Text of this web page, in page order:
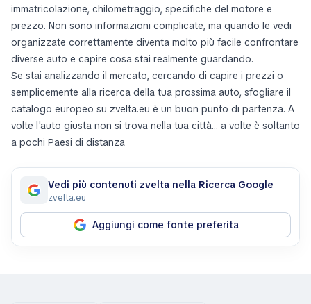
immatricolazione, chilometraggio, specifiche del motore e
prezzo. Non sono informazioni complicate, ma quando le vedi
organizzate correttamente diventa molto più facile confrontare
diverse auto e capire cosa stai realmente guardando.
Se stai analizzando il mercato, cercando di capire i prezzi o
semplicemente alla ricerca della tua prossima auto, sfogliare il
catalogo europeo su zvelta.eu è un buon punto di partenza. A
volte l'auto giusta non si trova nella tua città… a volte è soltanto
a pochi Paesi di distanza
Vedi più contenuti zvelta nella Ricerca Google
zvelta.eu
Aggiungi come fonte preferita